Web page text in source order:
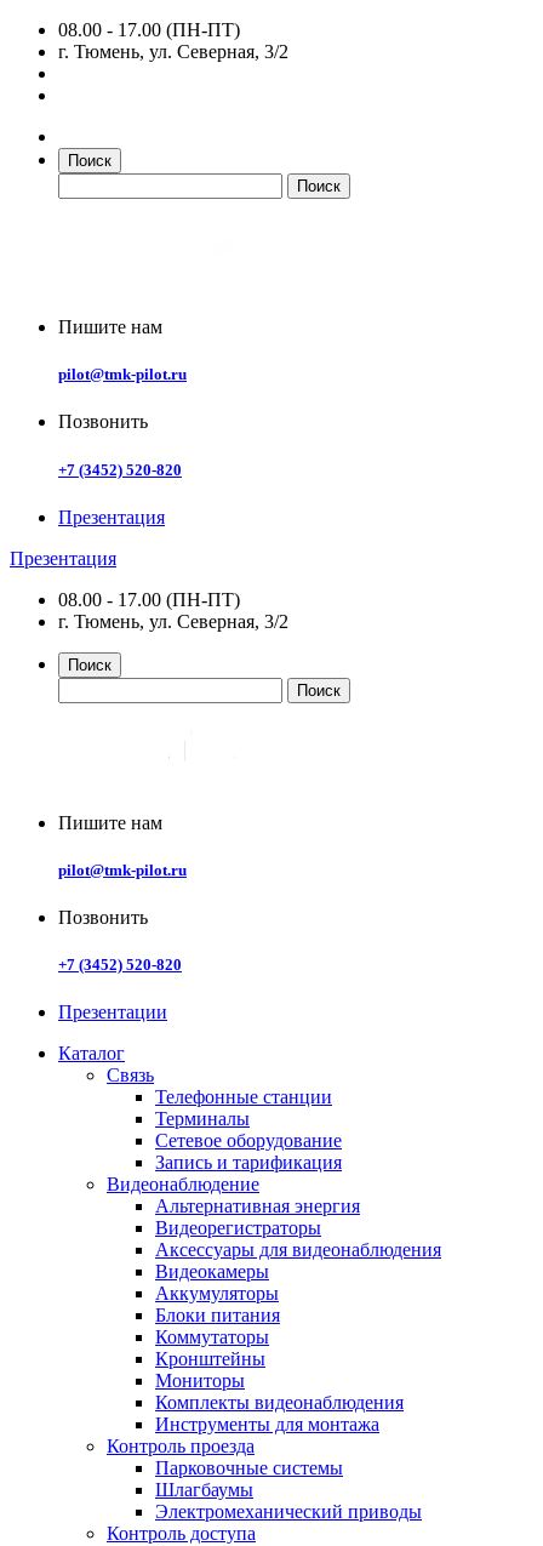
08.00 - 17.00 (ПН-ПТ)
г. Тюмень, ул. Северная, 3/2
Поиск
Пишите нам
pilot@tmk-pilot.ru
Позвонить
+7 (3452) 520-820
Презентация
Презентация
08.00 - 17.00 (ПН-ПТ)
г. Тюмень, ул. Северная, 3/2
Поиск
Пишите нам
pilot@tmk-pilot.ru
Позвонить
+7 (3452) 520-820
Презентации
Каталог
Связь
Телефонные станции
Терминалы
Сетевое оборудование
Запись и тарификация
Видеонаблюдение
Альтернативная энергия
Видеорегистраторы
Аксессуары для видеонаблюдения
Видеокамеры
Аккумуляторы
Блоки питания
Коммутаторы
Кронштейны
Мониторы
Комплекты видеонаблюдения
Инструменты для монтажа
Контроль проезда
Парковочные системы
Шлагбаумы
Электромеханический приводы
Контроль доступа